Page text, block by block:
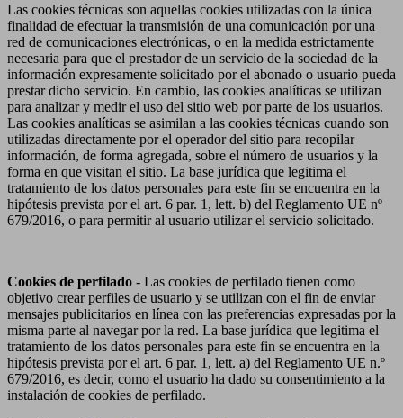
Las cookies técnicas son aquellas cookies utilizadas con la única
finalidad de efectuar la transmisión de una comunicación por una
red de comunicaciones electrónicas, o en la medida estrictamente
necesaria para que el prestador de un servicio de la sociedad de la
información expresamente solicitado por el abonado o usuario pueda
prestar dicho servicio. En cambio, las cookies analíticas se utilizan
para analizar y medir el uso del sitio web por parte de los usuarios.
Las cookies analíticas se asimilan a las cookies técnicas cuando son
utilizadas directamente por el operador del sitio para recopilar
información, de forma agregada, sobre el número de usuarios y la
forma en que visitan el sitio. La base jurídica que legitima el
tratamiento de los datos personales para este fin se encuentra en la
hipótesis prevista por el art. 6 par. 1, lett. b) del Reglamento UE nº
679/2016, o para permitir al usuario utilizar el servicio solicitado.
Cookies de perfilado - Las cookies de perfilado tienen como
objetivo crear perfiles de usuario y se utilizan con el fin de enviar
mensajes publicitarios en línea con las preferencias expresadas por la
misma parte al navegar por la red. La base jurídica que legitima el
tratamiento de los datos personales para este fin se encuentra en la
hipótesis prevista por el art. 6 par. 1, lett. a) del Reglamento UE n.º
679/2016, es decir, como el usuario ha dado su consentimiento a la
instalación de cookies de perfilado.